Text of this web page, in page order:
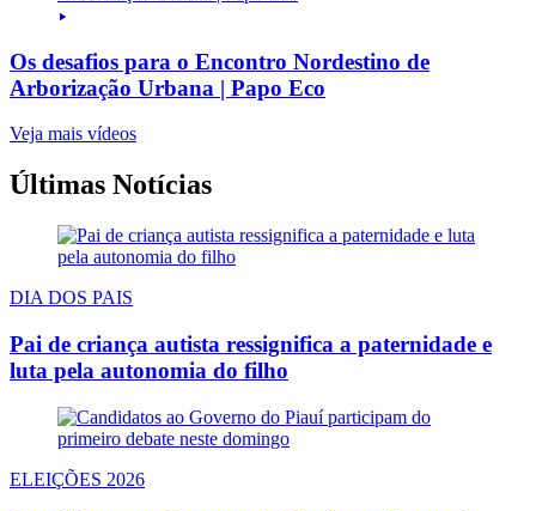
Os desafios para o Encontro Nordestino de
Arborização Urbana | Papo Eco
Veja mais vídeos
Últimas Notícias
DIA DOS PAIS
Pai de criança autista ressignifica a paternidade e
luta pela autonomia do filho
ELEIÇÕES 2026